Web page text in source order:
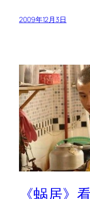
2009年12月3日
《蜗居》